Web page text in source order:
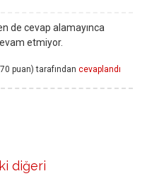
de cevap alamayınca
etmiyor.
puan) tarafından cevaplandı
diğeri